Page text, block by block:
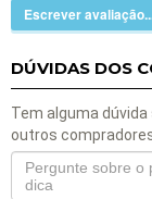
Escrever
DÚVIDAS DOS
Tem alguma
outros